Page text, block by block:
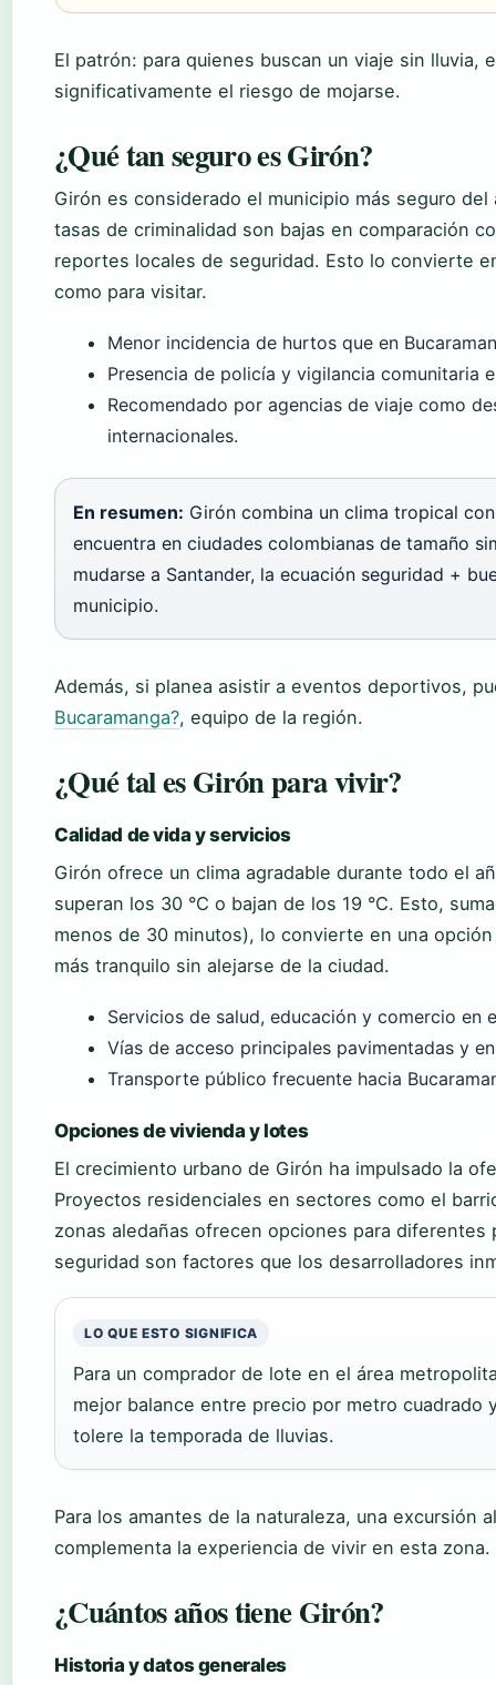
El patrón: para quienes buscan un viaje sin lluvia,
significativamente el riesgo de mojarse.
¿Qué tan seguro es Girón?
Girón es considerado el municipio más seguro
tasas de criminalidad son bajas en comparación
reportes locales de seguridad. Esto lo convierte
como para visitar.
Menor incidencia de hurtos que en
Presencia de policía y vigilancia comunitaria
Recomendado por agencias de viaje como
internacionales.
En resumen: Girón combina un clima tropical
encuentra en ciudades colombianas de tamaño
mudarse a Santander, la ecuación seguridad +
municipio.
Además, si planea asistir a eventos deportivos,
Bucaramanga?, equipo de la región.
¿Qué tal es Girón para vivir?
Calidad de vida y servicios
Girón ofrece un clima agradable durante todo el
superan los 30 °C o bajan de los 19 °C. Esto,
menos de 30 minutos), lo convierte en una
más tranquilo sin alejarse de la ciudad.
Servicios de salud, educación y comercio en
Vías de acceso principales pavimentadas y
Transporte público frecuente hacia
Opciones de vivienda y lotes
El crecimiento urbano de Girón ha impulsado la
Proyectos residenciales en sectores como el
zonas aledañas ofrecen opciones para diferentes
seguridad son factores que los desarrolladores
LO QUE ESTO SIGNIFICA
Para un comprador de lote en el área
mejor balance entre precio por metro cuadrado
tolere la temporada de lluvias.
Para los amantes de la naturaleza, una excursión
complementa la experiencia de vivir en esta zona.
¿Cuántos años tiene Girón?
Historia y datos generales